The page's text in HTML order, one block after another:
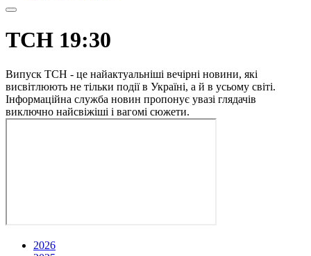
ТСН 19:30
Випуск ТСН - це найактуальніші вечірні новини, які
висвітлюють не тільки події в Україні, а й в усьому світі.
Інформаційна служба новин пропонує увазі глядачів
виключно найсвіжіші і вагомі сюжети.
2026